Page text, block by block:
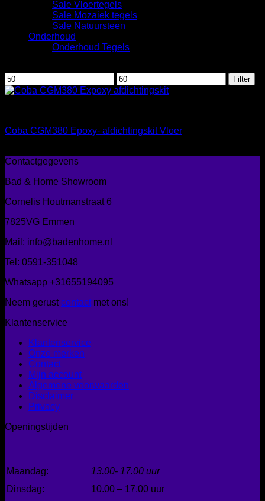
Sale Vloertegels
Sale Mozaiek tegels
Sale Natuursteen
Onderhoud
Onderhoud Tegels
Min.
prijs
Max.
prijs
Filter
Coba CGM380 Epoxy- afdichtingskit Vloer
Contactgegevens
Bad & Home Showroom
Cornelis Houtmanstraat 6
7825VG Emmen
Mail: info@badenhome.nl
Tel: 0591-351048
Whatsapp +31655194095
Neem gerustcontact met ons!
Klantenservice
Klantenservice
Onze merken
Contact
Mijn account
Algemene voorwaarden
Disclaimer
Privacy
Openingstijden
Maandag:
13.00- 17.00 uur
Dinsdag:
10.00 – 17.00 uur